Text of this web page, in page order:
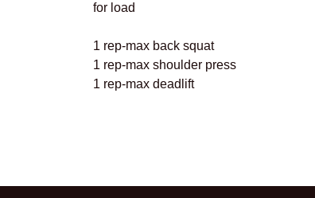
for load
1 rep-max back squat
1 rep-max shoulder press
1 rep-max deadlift